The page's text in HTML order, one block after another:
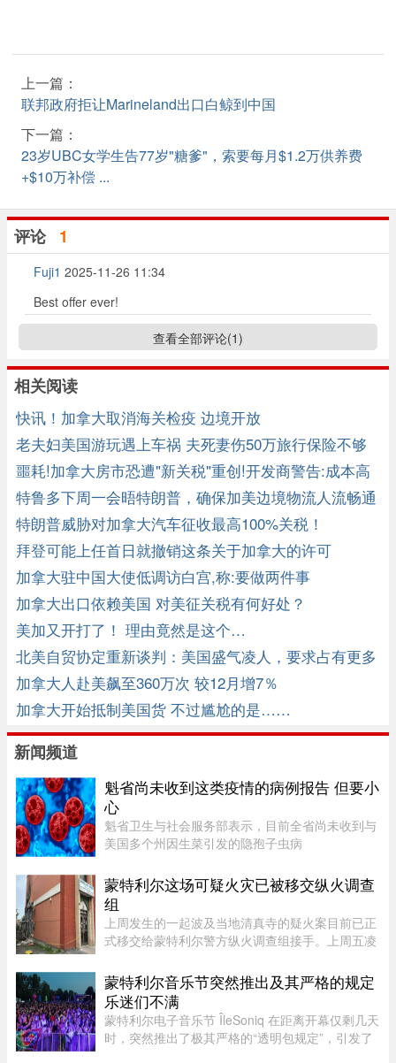
上一篇：
联邦政府拒让Marineland出口白鲸到中国
下一篇：
23岁UBC女学生告77岁"糖爹"，索要每月$1.2万供养费
+$10万补偿 ...
评论 1
Fuji1 2025-11-26 11:34
Best offer ever!
查看全部评论(1)
相关阅读
快讯！加拿大取消海关检疫 边境开放
老夫妇美国游玩遇上车祸 夫死妻伤50万旅行保险不够
医药费
噩耗!加拿大房市恐遭"新关税"重创!开发商警告:成本高
到无法承受! ... ...
特鲁多下周一会晤特朗普，确保加美边境物流人流畅通
无阻
特朗普威胁对加拿大汽车征收最高100%关税！
拜登可能上任首日就撤销这条关于加拿大的许可
加拿大驻中国大使低调访白宫,称:要做两件事
加拿大出口依赖美国 对美征关税有何好处？
美加又开打了！ 理由竟然是这个…
北美自贸协定重新谈判：美国盛气凌人，要求占有更多
加拿大市场 ...
加拿大人赴美飙至360万次 较12月增7％
加拿大开始抵制美国货 不过尴尬的是……
新闻频道
魁省尚未收到这类疫情的病例报告 但要小
心
魁省卫生与社会服务部表示，目前全省尚未收到与
美国多个州因生菜引发的隐孢子虫病
报告。这种由寄生虫引起的感染主要通过受污染的
食物或水传播，会导致水样腹泻、胃痉挛 ...
蒙特利尔这场可疑火灾已被移交纵火调查
组
上周发生的一起波及当地清真寺的疑火案目前已正
式移交给蒙特利尔警方纵火调查组接手。上周五凌
Côte-des-Neiges–Notre-Dame-de-Grâce 区的
Courtrai Avenue，停在两 ...
蒙特利尔音乐节突然推出及其严格的规定
乐迷们不满
蒙特利尔电子音乐节 ÎleSoniq 在距离开幕仅剩几天
时，突然推出了极其严格的“透明包规定”，引发了